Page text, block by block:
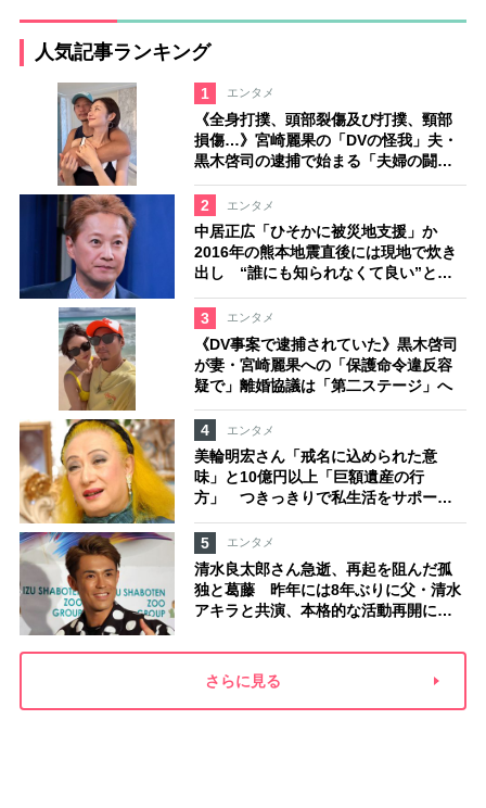
人気記事ランキング
1 エンタメ
《全身打撲、頭部裂傷及び打撲、頸部
損傷…》宮崎麗果の「DVの怪我」夫・
黒木啓司の逮捕で始まる「夫婦の闘
争」
2
エンタメ
中居正広「ひそかに被災地支援」か
2016年の熊本地震直後には現地で炊き
出し “誰にも知られなくて良い”と、
3
エンタメ
《DV事案で逮捕されていた》黒木啓司
が妻・宮崎麗果への「保護命令違反容
疑で」離婚協議は「第二ステージ」へ
4 エンタメ
美輪明宏さん「戒名に込められた意
味」と10億円以上「巨額遺産の行
方」 つきっきりで私生活をサポート
していた元俳優が相続か
5
エンタメ
清水良太郎さん急逝、再起を阻んだ孤
独と葛藤 昨年には8年ぶりに父・清水
アキラと共演、本格的な活動再開に向
「不安定なところ」
さらに見る